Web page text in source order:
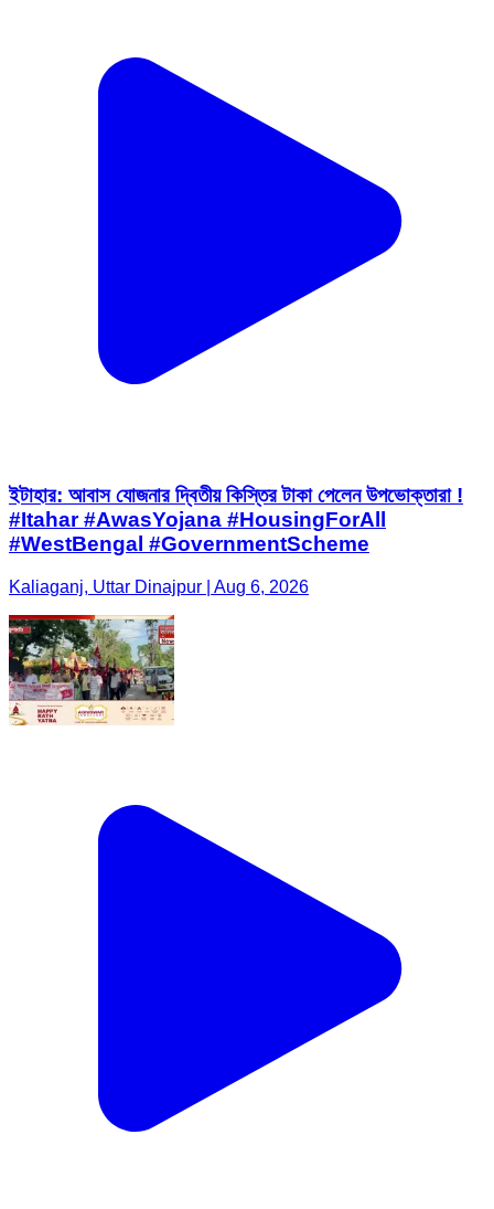
ইটাহার: আবাস যোজনার দ্বিতীয় কিস্তির টাকা পেলেন উপভোক্তারা !
#Itahar #AwasYojana #HousingForAll
#WestBengal #GovernmentScheme
Kaliaganj, Uttar Dinajpur | Aug 6, 2026